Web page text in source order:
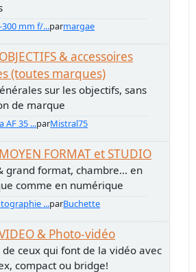
300 mm f/...parmargae
& accessoires
(toutes marques)
sur les objectifs, sans
de marque
AF 35 ...parMistral75
FORMAT et STUDIO
grand format, chambre... en
comme en numérique
...parBuchette
& Photo-vidéo
de ceux qui font de la vidéo avec
compact ou bridge!